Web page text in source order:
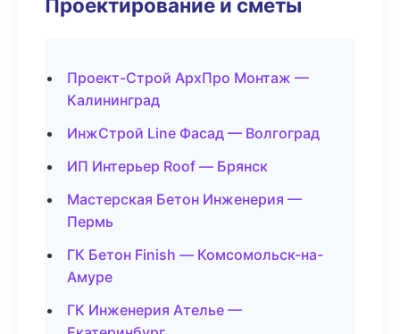
Проектирование и сметы
Проект-Строй АрхПро Монтаж —
Калининград
ИнжСтрой Line Фасад — Волгоград
ИП Интерьер Roof — Брянск
Мастерская Бетон Инженерия —
Пермь
ГК Бетон Finish — Комсомольск-на-
Амуре
ГК Инженерия Ателье —